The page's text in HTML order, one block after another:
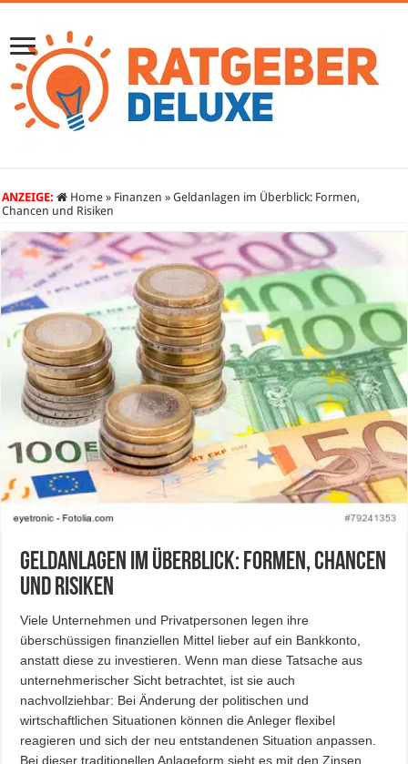
ANZEIGE: Home » Finanzen » Geldanlagen im Überblick: Formen,
Chancen und Risiken
Geldanlagen im Überblick: Formen, Chancen
und Risiken
Viele Unternehmen und Privatpersonen legen ihre
überschüssigen finanziellen Mittel lieber auf ein Bankkonto,
anstatt diese zu investieren. Wenn man diese Tatsache aus
unternehmerischer Sicht betrachtet, ist sie auch
nachvollziehbar: Bei Änderung der politischen und
wirtschaftlichen Situationen können die Anleger flexibel
reagieren und sich der neu entstandenen Situation anpassen.
Bei dieser traditionellen Anlageform sieht es mit den Zinsen